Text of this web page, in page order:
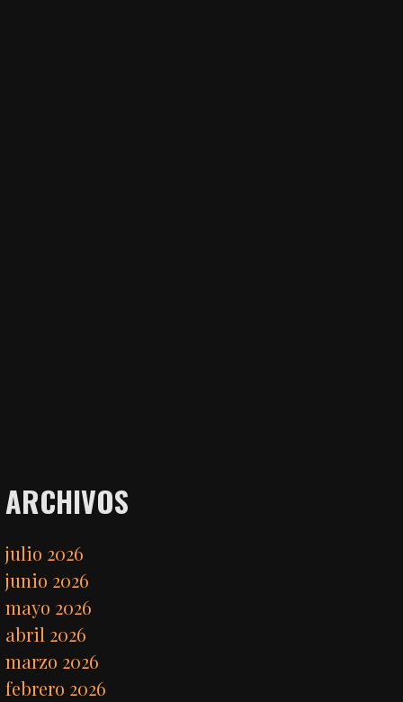
ARCHIVOS
julio 2026
junio 2026
mayo 2026
abril 2026
marzo 2026
febrero 2026